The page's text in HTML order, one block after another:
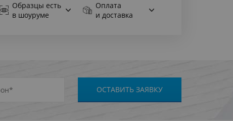
Образцы есть
в шоуруме
Оплата
и доставка